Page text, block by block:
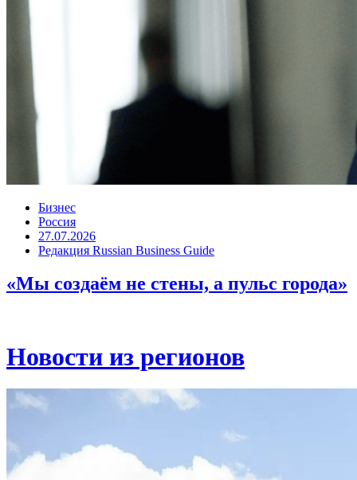
Бизнес
Россия
27.07.2026
Редакция Russian Business Guide
«Мы создаём не стены, а пульс города»
Новости из регионов